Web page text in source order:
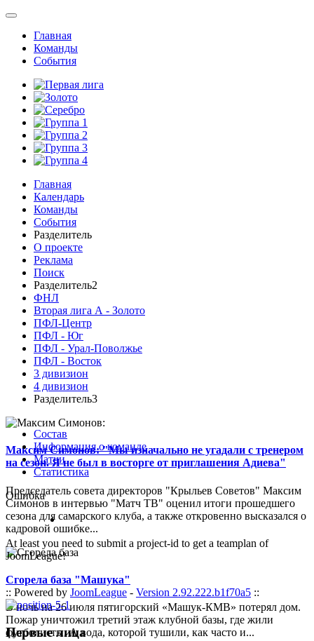
Главная
Команды
События
Главная
Календарь
Команды
События
Разделитель
О проекте
Реклама
Поиск
Разделитель2
ФНЛ
Вторая лига А - Золото
ПФЛ-Центр
ПФЛ - Юг
ПФЛ - Урал-Поволжье
ПФЛ - Восток
3 дивизион
4 дивизион
Разделитель3
Максим Симонов: "Мы изначально не угадали с тренером
на сезон. Я не был в восторге от приглашения Адиева"
Председатель совета директоров "Крыльев Советов" Максим
Симонов в интервью "Матч ТВ" оценил итоги прошедшего
сезона для самарского клуба, а также откровенно высказался о
кадровой ошибке...
Сгорела база "Машука"
В ночь на 26 июля пятигорский «Машук-КМВ» потерял дом.
Пожар уничтожил третий этаж клубной базы, где жили
футболисты. А вода, которой тушили, как часто и...
Состав
Информация о команде
Матчи
Статистика
Ошибка
At least you need to submit a project-id to get a teamplan of
JoomLeague!
:: Powered by JoomLeague - Version 2.92.222.b1f70a5 ::
Первые лица